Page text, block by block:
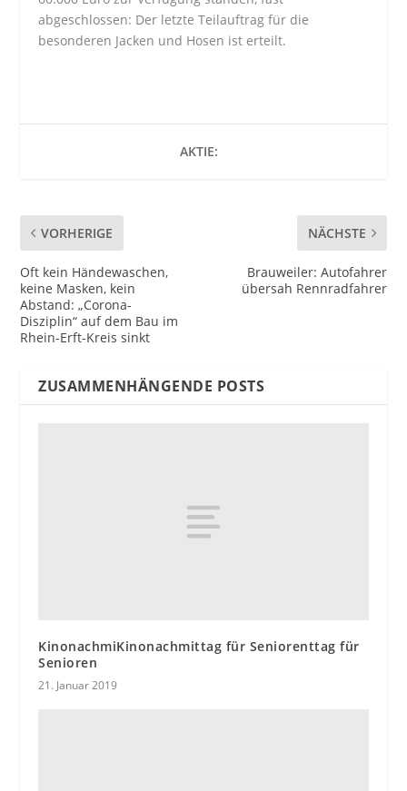
abgeschlossen: Der letzte Teilauftrag für die
besonderen Jacken und Hosen ist erteilt.
AKTIE:
VORHERIGE
Oft kein Händewaschen,
keine Masken, kein
Abstand: „Corona-
Disziplin“ auf dem Bau im
Rhein-Erft-Kreis sinkt
NÄCHSTE
Brauweiler: Autofahrer
übersah Rennradfahrer
ZUSAMMENHÄNGENDE POSTS
KinonachmiKinonachmittag für Seniorenttag für
Senioren
21. Januar 2019